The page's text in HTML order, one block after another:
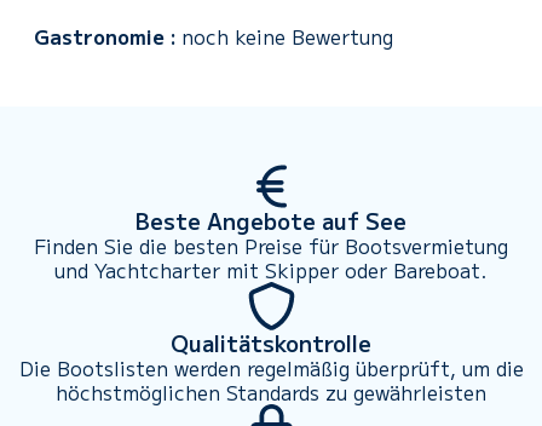
Gastronomie : noch keine Bewertung
Beste Angebote auf See
Finden Sie die besten Preise für Bootsvermietung
und Yachtcharter mit Skipper oder Bareboat.
Qualitätskontrolle
Die Bootslisten werden regelmäßig überprüft, um die
höchstmöglichen Standards zu gewährleisten